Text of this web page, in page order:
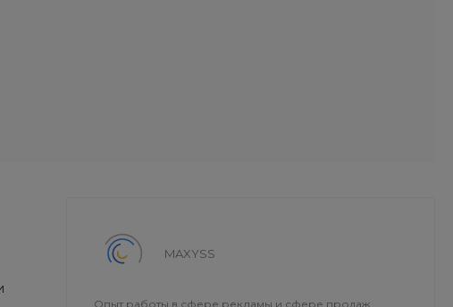
MAXYSS
Опыт работы в сфере рекламы и сфере продаж